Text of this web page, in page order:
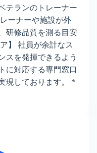
テランのトレーナー
ーナーや施設が外
研修品質を測る目安
】 社員が余計なス
スを発揮できるよう
に対応する専門窓口
現しております。 *